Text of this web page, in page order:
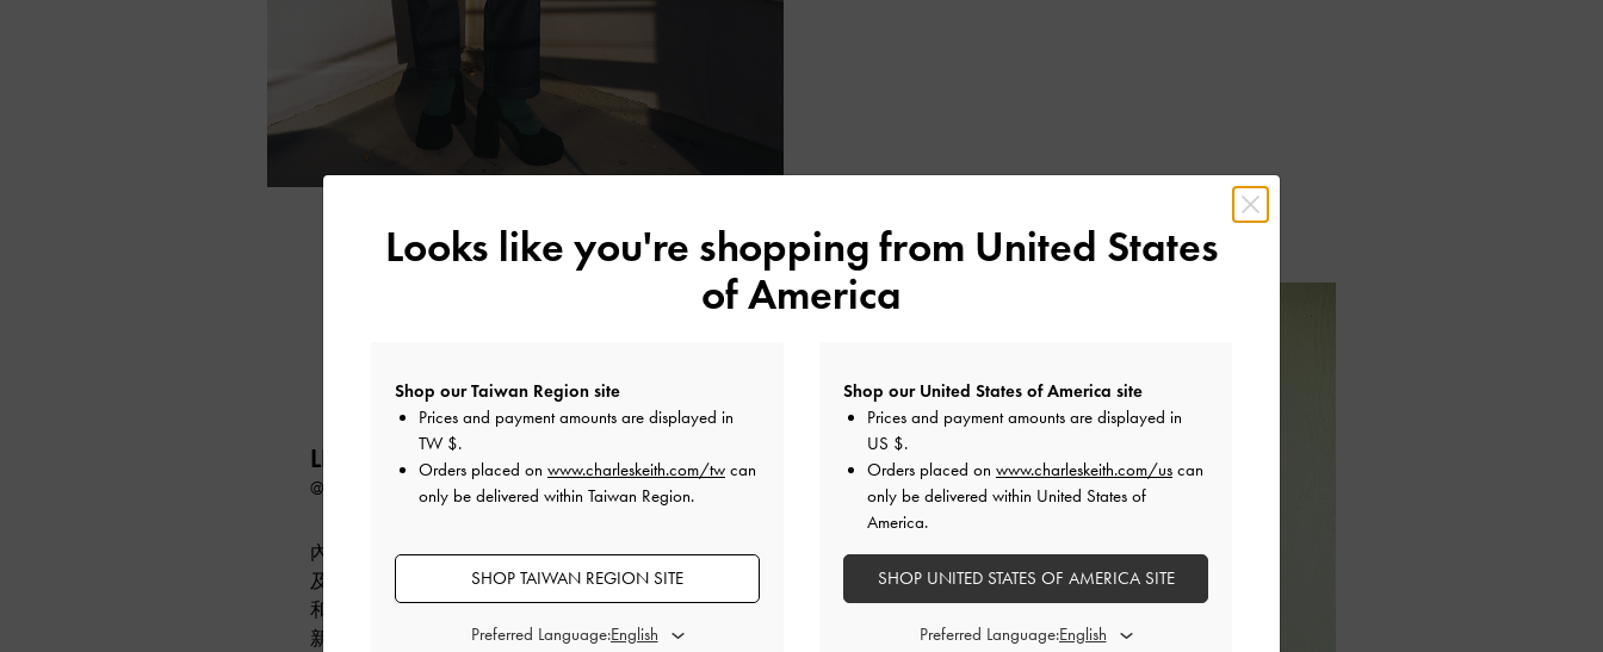
LINDSAY VRCKOVNIK
@linmick
內容創作者 Lindsay Vrchovnik 利用黑色微笑肩背包以
及方釦繞踝跟鞋打造俏皮的學院造型。除了百褶裙
和白襯衫的基本學院風單品， Lindsay還特別配上清
新俏皮的白色襪子，增加了一份青春活力。
Looks like you're shopping from United States
of America
Shop our Taiwan Region site
Prices and payment amounts are displayed in
TW $.
Orders placed on www.charleskeith.com/tw can
only be delivered within Taiwan Region.
SHOP TAIWAN REGION SITE
Preferred Language:
Shop our United States of America site
Prices and payment amounts are displayed in
US $.
Orders placed on www.charleskeith.com/us can
only be delivered within United States of
America.
SHOP UNITED STATES OF AMERICA SITE
Preferred Language: